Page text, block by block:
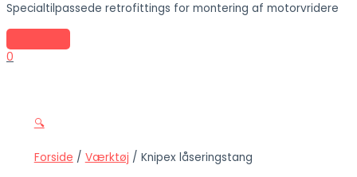
Specialtilpassede retrofittings for montering af motorvridere
0
🔍
Forside / Værktøj / Knipex låseringstang